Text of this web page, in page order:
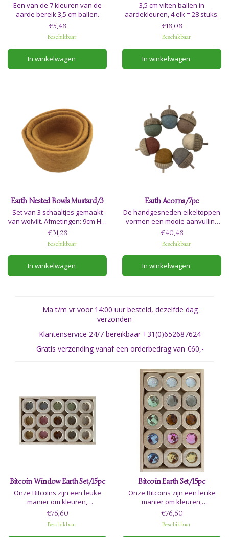
Een van de 7 kleuren van de
aarde bereik 3,5 cm ballen.
€5,48
Beschikbaar
In winkelwagen
3,5 cm vilten ballen in
aardekleuren, 4 elk = 28 stuks.
€18,08
Beschikbaar
In winkelwagen
Earth Nested Bowls Mustard/3
Set van 3 schaaltjes gemaakt
van wolvilt. Afmetingen: 9cm H x
17cm D
€31,28
Beschikbaar
In winkelwagen
Earth Acorns/7pc
De handgesneden eikeltoppen
vormen een mooie aanvulling
op de zachte aardetinten van
de eikels. Een van elk van de 7
kleuren uit de Earth Range.
€40,48
Beschikbaar
In winkelwagen
Ma t/m vr voor 14:00 uur besteld, dezelfde dag
verzonden
Klantenservice 24/7 bereikbaar +31(0)652687624
Gratis verzending vanaf een orderbedrag van €60,-
Bitcoin Window Earth Set/15pc
Onze Bitcoins zijn een leuke
manier om kleuren,
sprankelende goedheid en
stapelen te ontdekken; ook als
stapelblokken met net dat
€76,60
Beschikbaar
Bitcoin Earth Set/15pc
Onze Bitcoins zijn een leuke
manier om kleuren,
sprankelende goedheid en
stapelen te ontdekken; ook als
stapelblokken met net dat
€76,60
Beschikbaar